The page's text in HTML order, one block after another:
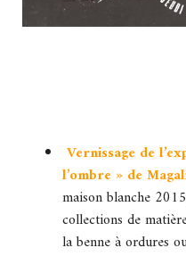
Vernissage de
l’ombre » de
maison blanche
collections de
la benne à ordures